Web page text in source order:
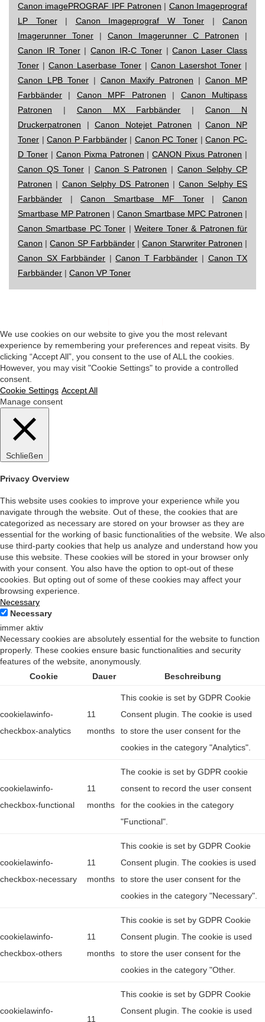
Canon imagePROGRAF IPF Patronen | Canon Imageprograf
LP Toner| Canon Imageprograf W Toner | Canon
Imagerunner Toner | Canon Imagerunner C Patronen |
Canon IR Toner|Canon IR-C Toner|Canon Laser Class
Toner | Canon Laserbase Toner | Canon Lasershot Toner |
Canon LPB Toner | Canon Maxify Patronen | Canon MP
Farbbänder | Canon MPF Patronen | Canon Multipass
Patronen | Canon MX Farbbänder |Canon N
Druckerpatronen |Canon Notejet Patronen |Canon NP
Toner |Canon P Farbbänder| Canon PC Toner |Canon PC-
D Toner| Canon Pixma Patronen |CANON Pixus Patronen |
Canon QS Toner| Canon S Patronen |Canon Selphy CP
Patronen | Canon Selphy DS Patronen |Canon Selphy ES
Farbbänder |Canon Smartbase MF Toner|Canon
Smartbase MP Patronen | Canon Smartbase MPC Patronen |
Canon Smartbase PC Toner |Weitere Toner & Patronen für
Canon |Canon SP Farbbänder|Canon Starwriter Patronen |
Canon SX Farbbänder |Canon T Farbbänder | Canon TX
Farbbänder | Canon VP Toner
We use cookies on our website to give you the most relevant
experience by remembering your preferences and repeat visits. By
clicking “Accept All”, you consent to the use of ALL the cookies.
However, you may visit "Cookie Settings" to provide a controlled
consent.
Cookie Settings Accept All
Manage consent
Schließen
Privacy Overview
This website uses cookies to improve your experience while you
navigate through the website. Out of these, the cookies that are
categorized as necessary are stored on your browser as they are
essential for the working of basic functionalities of the website. We also
use third-party cookies that help us analyze and understand how you
use this website. These cookies will be stored in your browser only
with your consent. You also have the option to opt-out of these
cookies. But opting out of some of these cookies may affect your
browsing experience.
Necessary
Necessary
immer aktiv
Necessary cookies are absolutely essential for the website to function
properly. These cookies ensure basic functionalities and security
features of the website, anonymously.
Cookie
Dauer Beschreibung
cookielawinfo-
checkbox-analytics
11
months
This cookie is set by GDPR Cookie
Consent plugin. The cookie is used
to store the user consent for the
cookies in the category "Analytics".
cookielawinfo-
checkbox-functional
11
months
The cookie is set by GDPR cookie
consent to record the user consent
for the cookies in the category
"Functional".
cookielawinfo-
checkbox-necessary
11
months
This cookie is set by GDPR Cookie
Consent plugin. The cookies is used
to store the user consent for the
cookies in the category "Necessary".
cookielawinfo-
checkbox-others
11
months
This cookie is set by GDPR Cookie
Consent plugin. The cookie is used
to store the user consent for the
cookies in the category "Other.
cookielawinfo-
11
This cookie is set by GDPR Cookie
Consent plugin. The cookie is used